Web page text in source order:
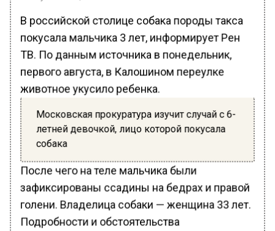
В российской столице собака породы такса
покусала мальчика 3 лет, информирует Рен
ТВ. По данным источника в понедельник,
первого августа, в Калошином переулке
животное укусило ребенка.
Московская прокуратура изучит случай с 6-
летней девочкой, лицо которой покусала
собака
После чего на теле мальчика были
зафиксированы ссадины на бедрах и правой
голени. Владелица собаки — женщина 33 лет.
Подробности и обстоятельства